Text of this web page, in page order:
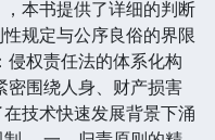
，本书提供了详细的判断
规定与公序良俗的界限
侵权责任法的体系化构
密围绕人身、财产损害
技术快速发展背景下涌